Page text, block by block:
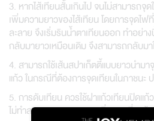
3. หากไส้เทียนสั้นเกินไป จนไม่สามารถจุ
เพิ่มความยาวของไส้เทียน โดยการจุดไฟ
ละลาย จึงเริ่มรินน้ำตาเทียนออก ทำอย่า
กลับมายาวเหมือนเดิม จึงสามารถกลับม
4. สามารถใช้เส้นสปาเก็ตตี้แบบยาวนำม
แก้ว ในกรณีที่ต้องการจุดเทียนในภาชนะ
5. การดับเทียน ควรใช้ฝาแก้วเทียนปิดแ
ไม่ทำลายบรรยากาศของกลิ่นหอมที่คงค้